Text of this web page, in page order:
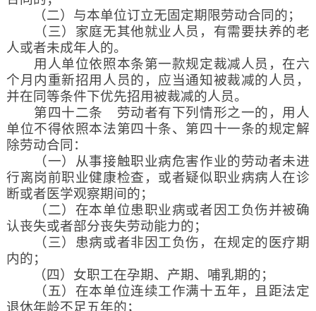
（二）与本单位订立无固定期限劳动合同的；
（三）家庭无其他就业人员，有需要扶养的老
人或者未成年人的。
用人单位依照本条第一款规定裁减人员，在六
个月内重新招用人员的，应当通知被裁减的人员，
并在同等条件下优先招用被裁减的人员。
第四十二条 劳动者有下列情形之一的，用人
单位不得依照本法第四十条、第四十一条的规定解
除劳动合同：
（一）从事接触职业病危害作业的劳动者未进
行离岗前职业健康检查，或者疑似职业病病人在诊
断或者医学观察期间的；
（二）在本单位患职业病或者因工负伤并被确
认丧失或者部分丧失劳动能力的；
（三）患病或者非因工负伤，在规定的医疗期
内的；
（四）女职工在孕期、产期、哺乳期的；
（五）在本单位连续工作满十五年，且距法定
退休年龄不足五年的；